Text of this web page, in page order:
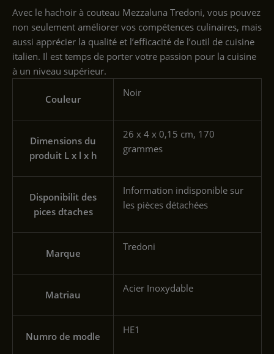
Avec le hachoir à couteau Mezzaluna Tredoni, vous pouvez
non seulement améliorer vos compétences culinaires, mais
aussi apprécier la qualité et l’efficacité de l’outil de cuisine
italien. Il est temps de porter votre passion pour la cuisine
à un niveau supérieur.
Couleur
‎Noir
Dimensions du
produit L x l x h
‎26 x 4 x 0,15 cm, 170
grammes
Disponibilit des
pices dtaches
‎Information indisponible sur
les pièces détachées
Marque
‎Tredoni
Matriau
‎Acier Inoxydable
Numro de modle
‎HE1